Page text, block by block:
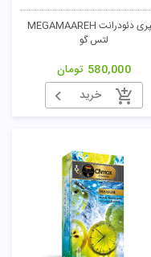
اسپری دئودرانت MEGAMAAREH
لتس گو
580,000 تومان
خرید